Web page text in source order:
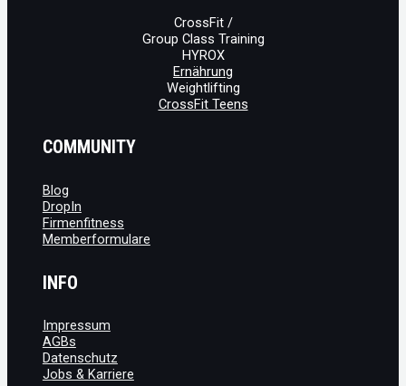
CrossFit /
Group Class Training
HYROX
Ernährung
Weightlifting
CrossFit Teens
COMMUNITY
Blog
DropIn
Firmenfitness
Memberformulare
INFO
Impressum
AGBs
Datenschutz
Jobs & Karriere